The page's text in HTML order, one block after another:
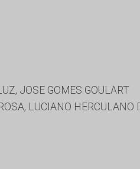
JOSE GOMES GOULART
LUCIANO HERCULANO